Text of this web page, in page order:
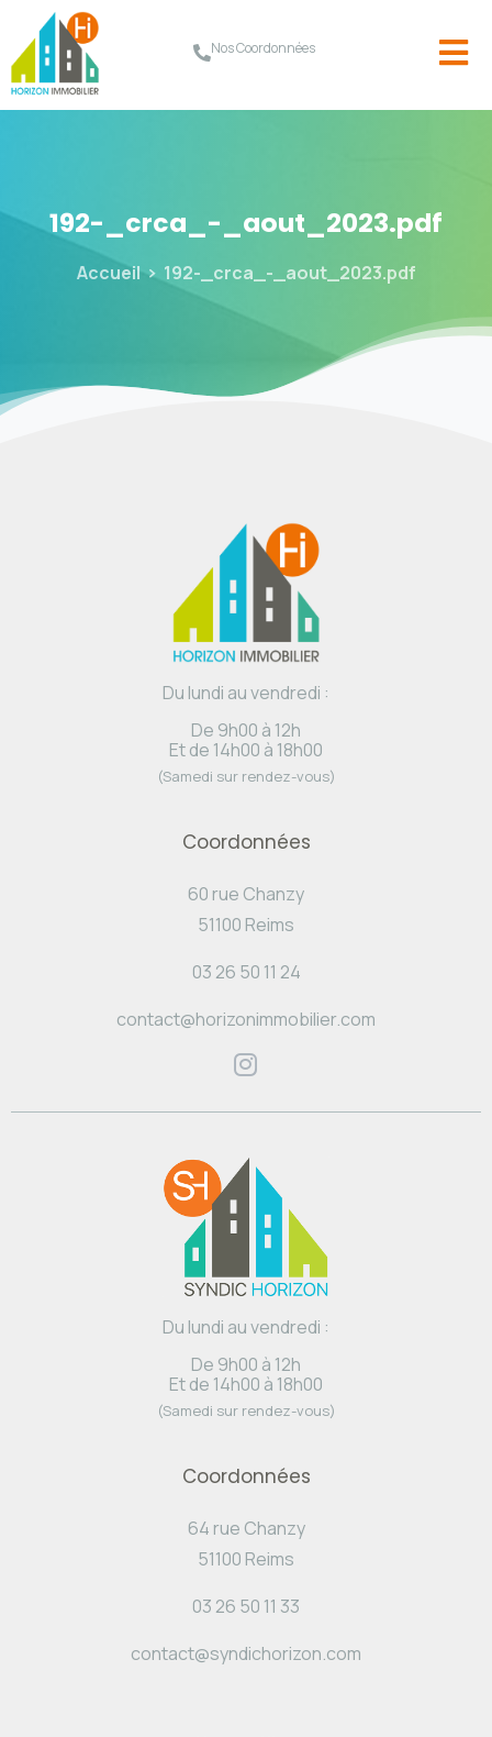
Nos Coordonnées
192-_crca_-_aout_2023.pdf
Accueil 192-_crca_-_aout_2023.pdf
Du lundi au vendredi :
De 9h00 à 12h
Et de 14h00 à 18h00
(Samedi sur rendez-vous)
Coordonnées
60 rue Chanzy
51100 Reims
03 26 50 11 24
contact@horizonimmobilier.com
Du lundi au vendredi :
De 9h00 à 12h
Et de 14h00 à 18h00
(Samedi sur rendez-vous)
Coordonnées
64 rue Chanzy
51100 Reims
03 26 50 11 33
contact@syndichorizon.com